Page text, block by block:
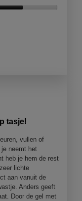
tasje!
vullen of
neemt het
heb je hem de rest
lichte
aan vanuit de
Anders geeft
Door de gel met